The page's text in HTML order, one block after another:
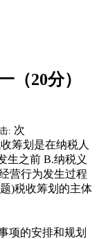
（20分）
: 次
筹划是在纳税人
生之前 B.纳税义
营行为发生过程
)税收筹划的主体
项的安排和规划